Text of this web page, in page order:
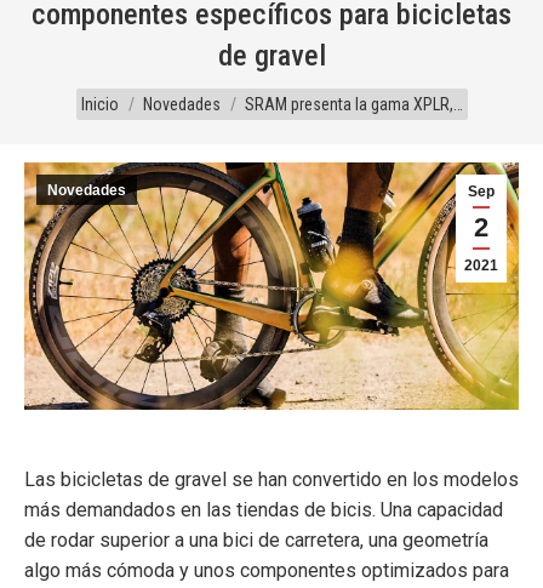
componentes específicos para bicicletas
de gravel
Estás aquí:
Inicio Novedades SRAM presenta la gama XPLR,…
Sep
2
2021
Novedades
Las bicicletas de gravel se han convertido en los modelos
más demandados en las tiendas de bicis. Una capacidad
de rodar superior a una bici de carretera, una geometría
algo más cómoda y unos componentes optimizados para